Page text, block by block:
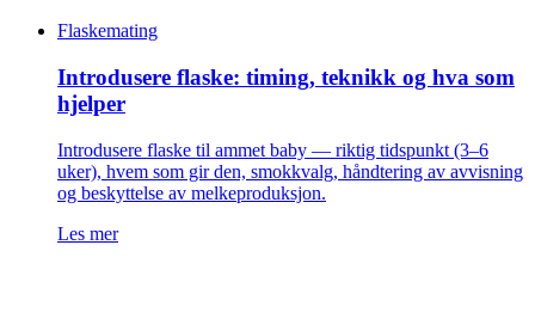
Flaskemating
Introdusere flaske: timing, teknikk og hva som
hjelper
Introdusere flaske til ammet baby — riktig tidspunkt (3–6
uker), hvem som gir den, smokkvalg, håndtering av avvisning
og beskyttelse av melkeproduksjon.
Les mer